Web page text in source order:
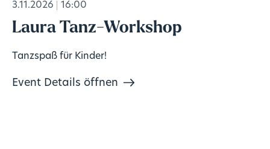
3.11.2026 16:00
Laura Tanz-Workshop
Tanzspaß für Kinder!
Event Details öffnen